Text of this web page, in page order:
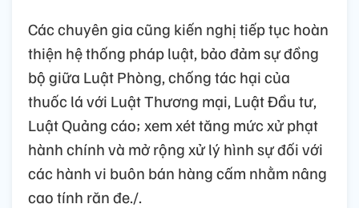
Các chuyên gia cũng kiến nghị tiếp tục hoàn
thiện hệ thống pháp luật, bảo đảm sự đồng
bộ giữa Luật Phòng, chống tác hại của
thuốc lá với Luật Thương mại, Luật Đầu tư,
Luật Quảng cáo; xem xét tăng mức xử phạt
hành chính và mở rộng xử lý hình sự đối với
các hành vi buôn bán hàng cấm nhằm nâng
cao tính răn đe./.